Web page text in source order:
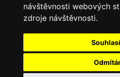
návštěvnosti webových
zdroje návštěvnosti.